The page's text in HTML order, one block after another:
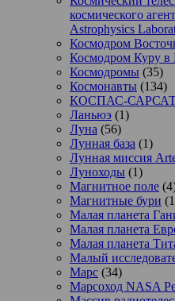
космического
Astrophysics
Космодром
Космодром Куру
Космодромы (35)
Космонавты (134)
КОСПАС-
Ланьюэ (1)
Луна (56)
Лунная база (1)
Лунная миссия
Луноходы (1)
Магнитное поле
Магнитные бури
Малая планета
Малая планета
Малая планета
Малый
Марс (34)
Марсоход NASA